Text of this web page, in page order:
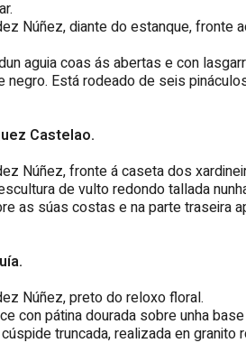
Núñez, diante do estanque, fronte
aguia coas ás abertas e con
Está rodeado de seis
Castelao.
Núñez, fronte á caseta dos
de vulto redondo tallada
as súas costas e na parte traseira
Núñez, preto do reloxo floral.
con pátina dourada sobre unha
truncada, realizada en granito